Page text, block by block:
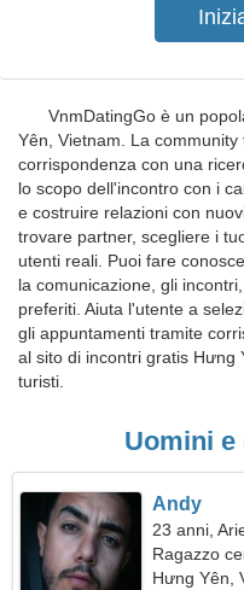
VnmDatingGo è un
Yên, Vietnam. La
corrispondenza con una
lo scopo dell'incontro con i
e costruire relazioni con
trovare partner, scegliere i
utenti reali. Puoi fare
la comunicazione, gli
preferiti. Aiuta l'utente a
gli appuntamenti tramite
al sito di incontri gratis Hưng
turisti.
Uomini e
Andy
23 anni,
Ragazzo
Hưng Yên,